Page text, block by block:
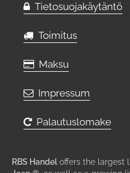
Tietosuojakäytäntö
Toimitus
Maksu
Impressum
Palautuslomake
RBS Handel offers the largest